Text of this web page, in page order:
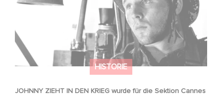
HISTORIE
JOHNNY ZIEHT IN DEN KRIEG wurde für die Sektion Cannes